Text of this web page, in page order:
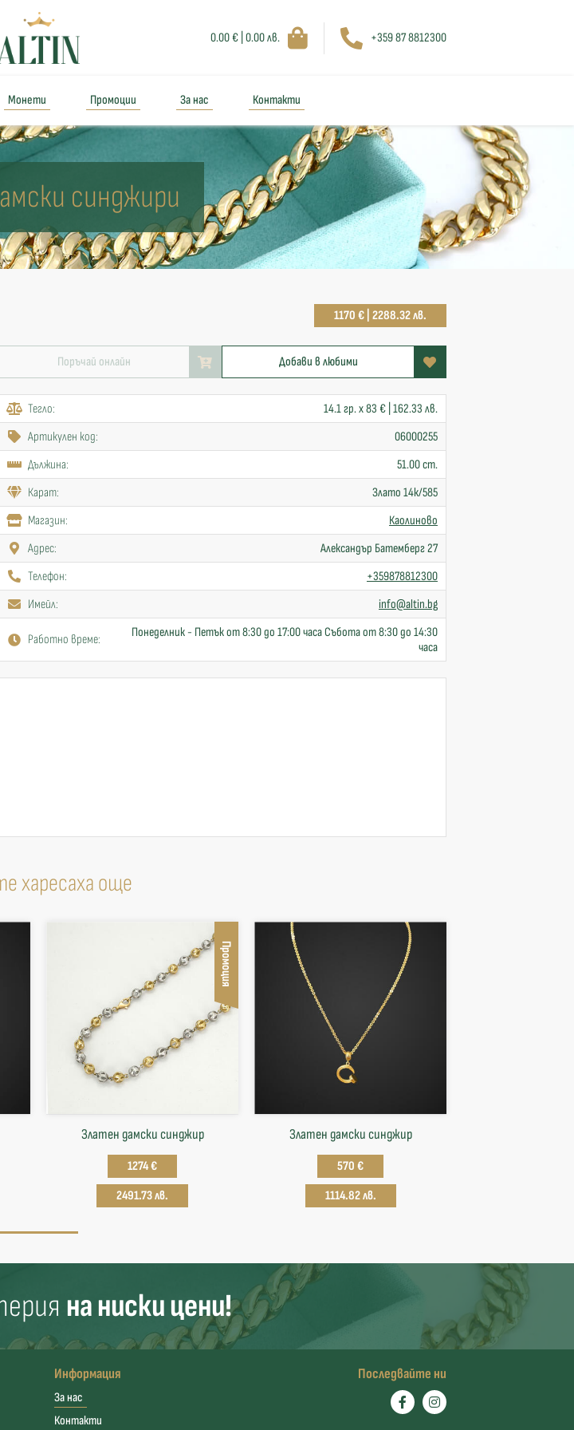
0.00 € | 0.00 лв. +359 87 8812300
Монети Промоции За нас Контакти
синджири
1170 € | 2288.32 лв.
Поръчай онлайн Добави в любими
Тегло:
14.1 гр. x 83 € | 162.33 лв.
Артикулен код:
06000255
Дължина:
51.00 cm.
Карат:
Злато 14к/585
Mагазин:
Каолиново
Адрес:
Александър Батемберг 27
Телефон:
+359878812300
Имейл:
info@altin.bg
Работно време:
Понеделник - Петък от 8:30 до 17:00 часа Събота от 8:30 до 14:30
часа
харесаха още
Промоция
Златен дамски синджир
1274 €
2491.73 лв.
Златен дамски синджир
570 €
1114.82 лв.
на ниски цени!
Информация
За нас
Контакти
Последвайте ни